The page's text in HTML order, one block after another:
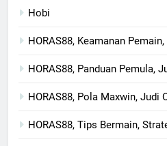
Hobi
HORAS88, Keamanan
HORAS88, Panduan Pemula,
HORAS88, Pola Maxwin, Judi
HORAS88, Tips Bermain,